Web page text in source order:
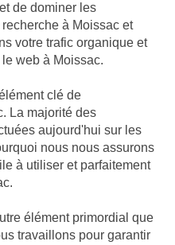
de dominer les
à Moissac et
votre trafic organique et
web à Moissac.
clé de
La majorité des
aujourd'hui sur les
nous nous assurons
à utiliser et parfaitement
élément primordial que
travaillons pour garantir